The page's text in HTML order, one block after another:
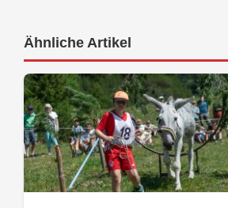
Ähnliche Artikel